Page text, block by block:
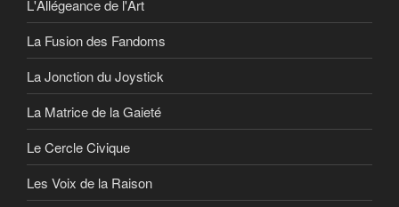
L'Allégeance de l'Art
La Fusion des Fandoms
La Jonction du Joystick
La Matrice de la Gaieté
Le Cercle Civique
Les Voix de la Raison